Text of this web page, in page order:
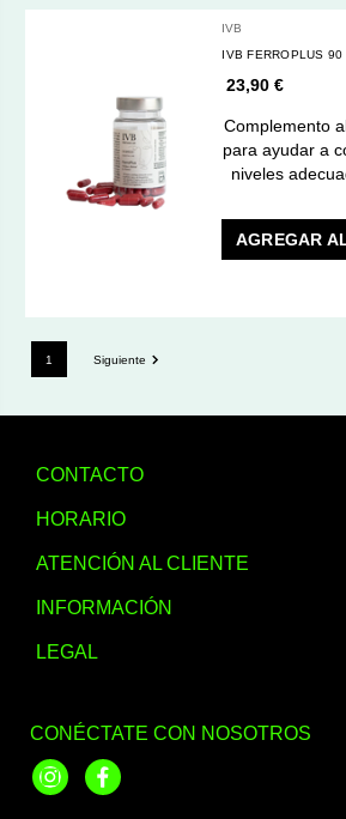
IVB
IVB FERROPLUS 90
23,90 €
Complemento
para ayudar a
niveles
AGREGAR
1 Siguiente
CONTACTO
HORARIO
ATENCIÓN AL CLIENTE
INFORMACIÓN
LEGAL
CONÉCTATE CON NOSOTROS
InstagramFacebook